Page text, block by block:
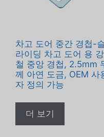
차고 도어 중간 경첩-
라이딩 차고 도어 용 강
철 중앙 경첩, 2.5mm
께 아연 도금, OEM 사
자 정의 가능
더 보기